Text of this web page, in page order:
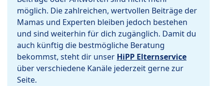
möglich. Die zahlreichen, wertvollen Beiträge der
Mamas und Experten bleiben jedoch bestehen
und sind weiterhin für dich zugänglich. Damit du
auch künftig die bestmögliche Beratung
bekommst, steht dir unser HiPP Elternservice
über verschiedene Kanäle jederzeit gerne zur
Seite.